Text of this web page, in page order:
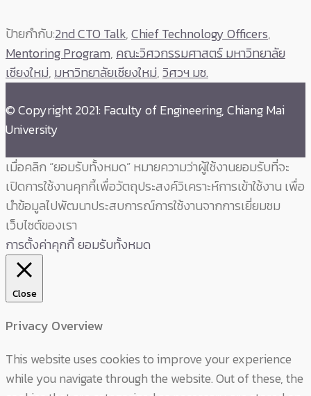
ป้ายกำกับ:2nd CTO Talk,Chief Technology Officers,
Mentoring Program, คณะวิศวกรรมศาสตร์ มหาวิทยาลัย
เชียงใหม่, มหาวิทยาลัยเชียงใหม่,วิศวฯ มช.
© Copyright 2021: Faculty of Engineering, Chiang Mai
University
เมื่อคลิก “ยอมรับทั้งหมด” หมายความว่าผู้ใช้งานยอมรับที่จะ
เปิดการใช้งานคุกกี้เพื่อวัตถุประสงค์วิเคราะห์การเข้าใช้งาน เพื่อ
นำข้อมูลไปพัฒนาประสบการณ์การใช้งานจากการเยี่ยมชม
เว็บไซต์ของเรา
การตั้งค่าคุกกี้ยอมรับทั้งหมด
Close
Privacy Overview
This website uses cookies to improve your experience
while you navigate through the website. Out of these, the